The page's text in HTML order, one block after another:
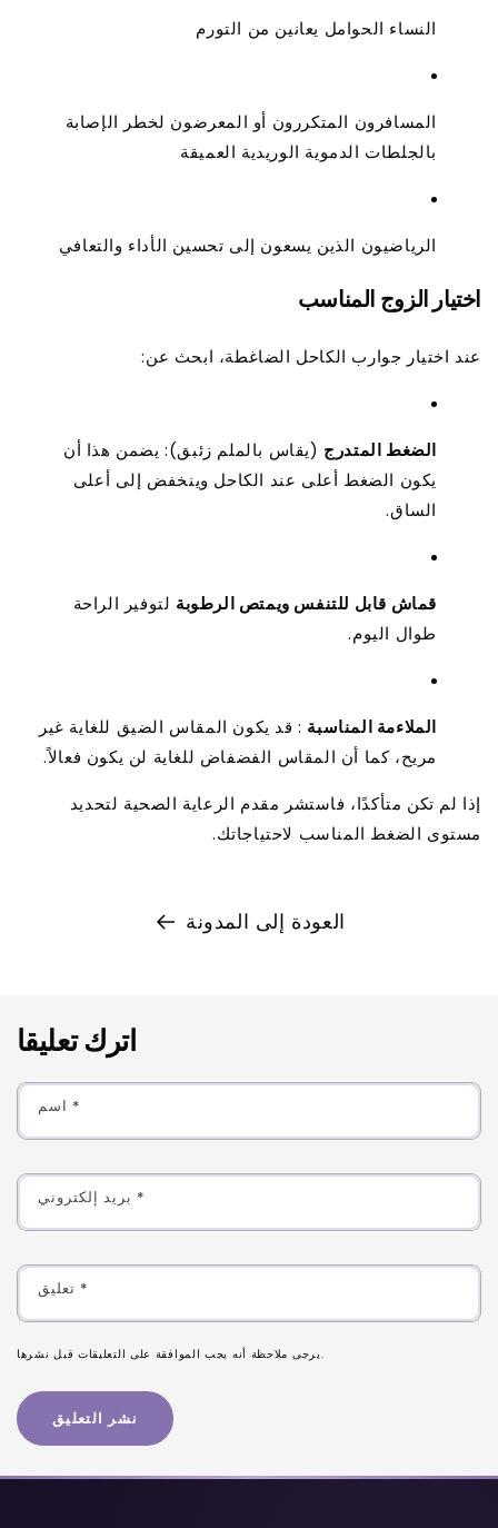
النساء الحوامل يعانين من التورم
المسافرون المتكررون أو المعرضون لخطر الإصابة
بالجلطات الدموية الوريدية العميقة
الرياضيون الذين يسعون إلى تحسين الأداء والتعافي
اختيار الزوج المناسب
عند اختيار جوارب الكاحل الضاغطة، ابحث عن:
الضغط المتدرج (يقاس بالملم زئبق): يضمن هذا أن
يكون الضغط أعلى عند الكاحل وينخفض ​​إلى أعلى
الساق.
قماش قابل للتنفس ويمتص الرطوبة لتوفير الراحة
طوال اليوم.
الملاءمة المناسبة : قد يكون المقاس الضيق للغاية غير
مريح، كما أن المقاس الفضفاض للغاية لن يكون فعالاً.
إذا لم تكن متأكدًا، فاستشر مقدم الرعاية الصحية لتحديد
مستوى الضغط المناسب لاحتياجاتك.
العودة إلى المدونة
اترك تعليقا
*
*
*
يرجى ملاحظة أنه يجب الموافقة على التعليقات قبل نشرها.